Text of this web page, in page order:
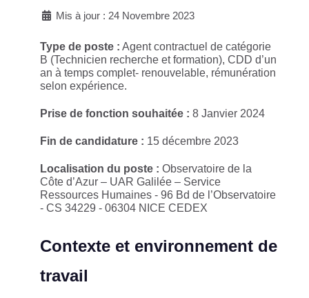
Mis à jour : 24 Novembre 2023
Type de poste : Agent contractuel de catégorie
B (Technicien recherche et formation), CDD d’un
an à temps complet- renouvelable, rémunération
selon expérience.
Prise de fonction souhaitée : 8 Janvier 2024
Fin de candidature : 15 décembre 2023
Localisation du poste : Observatoire de la
Côte d’Azur – UAR Galilée – Service
Ressources Humaines - 96 Bd de l’Observatoire
- CS 34229 - 06304 NICE CEDEX
Contexte et environnement de
travail